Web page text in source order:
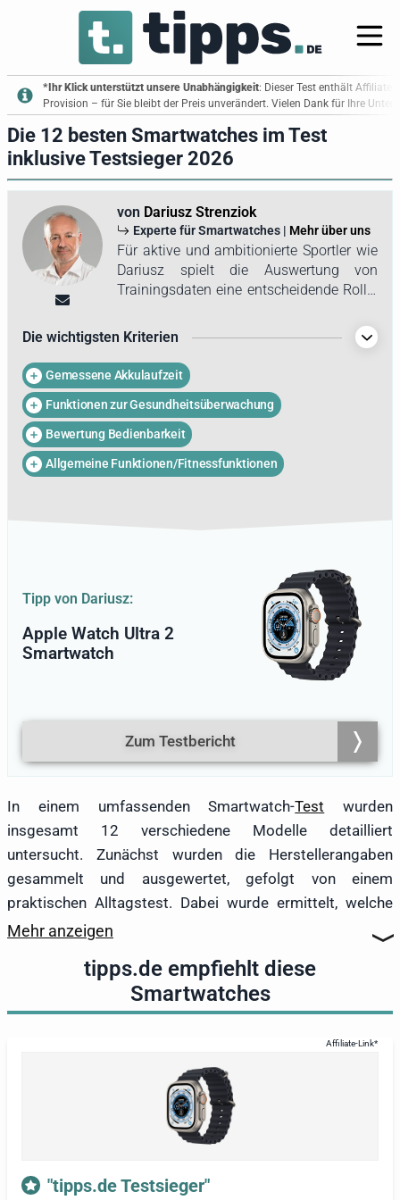
*Ihr Klick unterstützt unsere Unabhängigkeit: Dieser Test enthält
Provision – für Sie bleibt der Preis unverändert. Vielen Dank für Ihre
Die 12 besten Smartwatches im Test
inklusive Testsieger 2026
von Dariusz Strenziok
Experte für Smartwatches | Mehr über uns
Für aktive und ambitionierte Sportler wie
Dariusz spielt die Auswertung von
Trainingsdaten eine entscheidende Rolle.
zahlreiche nützliche Informationen über
den Gesundheitszustand und die Fitness.
Zudem besteht bei dem Hobbysportler
eine große Vorliebe für technische
Gadgets und während des Trainings ist
es wichtig für ihn, zu wissen, wie der
Körper auf die Trainingsreize reagiert. Die
Pulsfrequenz will er stets überwachen
Wochen hinweg testete er verschiedene
Smartwatch-Modelle intensiv. Die daraus
gewonnenen Erkenntnisse, Tipps und
Empfehlungen aus den Tests sowie die
persönliche Erfahrungen des Hobby-
Triathlets flossen in den folgenden
Die wichtigsten Kriterien
Gemessene Akkulaufzeit
Funktionen zur Gesundheitsüberwachung
Bewertung Bedienbarkeit
Allgemeine Funktionen/Fitnessfunktionen
Tipp von Dariusz:
Apple Watch Ultra 2
Smartwatch
Zum Testbericht
In einem umfassenden Smartwatch-Test wurden
insgesamt 12 verschiedene Modelle detailliert
untersucht. Zunächst wurden die Herstellerangaben
gesammelt und ausgewertet, gefolgt von einem
praktischen Alltagstest. Dabei wurde ermittelt, welche
Funktionen die Smartwatches bieten, wie
-Apps besteht, wie leistungsfähig die Batterien sind,
wie schnell sich die Akkus aufladen lassen und wie
Geräte gewogen und vermessen. Auch Verarbeitung und
Materialien wurden gewissenhaft beurteilt.
Apple Watch Ultra 2
erstklassigen Performance und einer beeindruckenden
umfassende Funktionsvielfalt und besitzt mit 3.000
Mehr anzeigen
tipps.de empfiehlt diese
Smartwatches
"tipps.de Testsieger"